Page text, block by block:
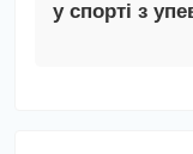
у спорті з